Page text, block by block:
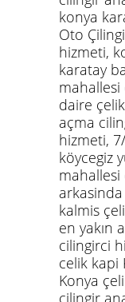
konya
Oto
hizmeti,
karatay
daire
açma
hizmeti,
köycegiz
kalmis
en yakın
cilingirci
celik kapi
Konya